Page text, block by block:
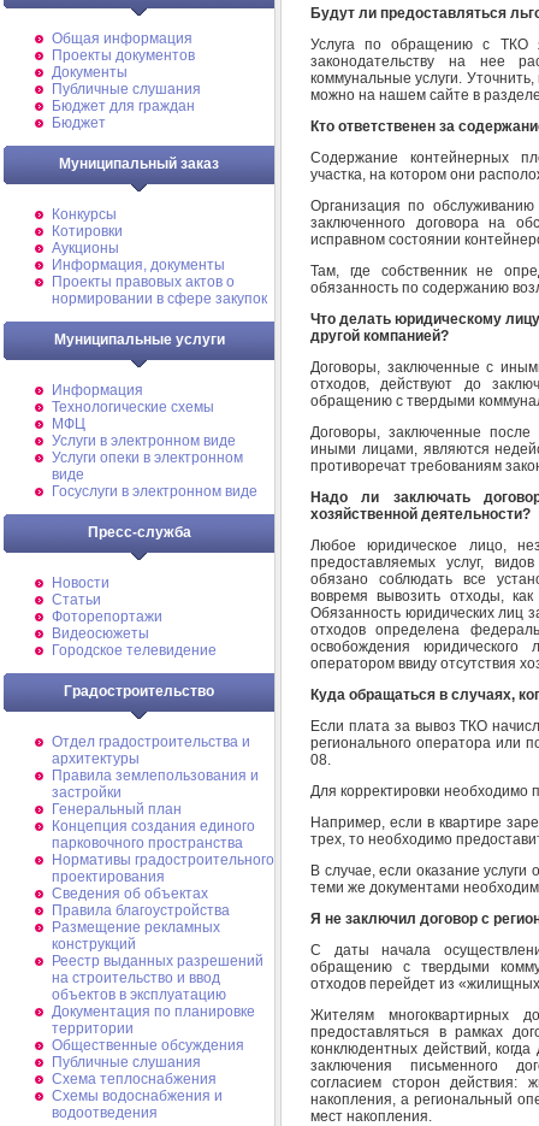
Общая информация
Проекты документов
Документы
Публичные слушания
Бюджет для граждан
Бюджет
Муниципальный заказ
Конкурсы
Котировки
Аукционы
Информация, документы
Проекты правовых актов о
нормировании в сфере закупок
Муниципальные услуги
Информация
Технологические схемы
МФЦ
Услуги в электронном виде
Услуги опеки в электронном
виде
Госуслуги в электронном виде
Пресс-служба
Новости
Статьи
Фоторепортажи
Видеосюжеты
Городское телевидение
Градостроительство
Отдел градостроительства и
архитектуры
Правила землепользования и
застройки
Генеральный план
Концепция создания единого
парковочного пространства
Нормативы градостроительного
проектирования
Сведения об объектах
Правила благоустройства
Размещение рекламных
конструкций
Реестр выданных разрешений
на строительство и ввод
объектов в эксплуатацию
Документация по планировке
территории
Общественные обсуждения
Публичные слушания
Схема теплоснабжения
Схемы водоснабжения и
водоотведения
Будут ли предоставляться
Услуга по обращению с ТКО
законодательству на нее
коммунальные услуги.
можно на нашем сайте в
Кто ответственен за
Содержание контейнерных
участка, на котором они
Организация по
заключенного договора на
исправном состоянии
Там, где собственник не
обязанность по содержанию
Что делать юридическому
другой компанией?
Договоры, заключенные с
отходов, действуют до
обращению с твердыми
Договоры, заключенные после
иными лицами, являются
противоречат требованиям
Надо ли заключать
хозяйственной деятельности?
Любое юридическое лицо,
предоставляемых услуг,
обязано соблюдать все
вовремя вывозить отходы,
Обязанность юридических лиц
отходов определена
освобождения
оператором ввиду отсутствия
Куда обращаться в случаях,
Если плата за вывоз ТКО
регионального оператора или
08.
Для корректировки
Например, если в квартире
трех, то необходимо
В случае, если оказание
теми же документами
Я не заключил договор с
С даты начала
обращению с твердыми
отходов перейдет из
Жителям многоквартирных
предоставляться в рамках
конклюдентных действий,
заключения письменного
согласием сторон действия:
накопления, а региональный
мест накопления.